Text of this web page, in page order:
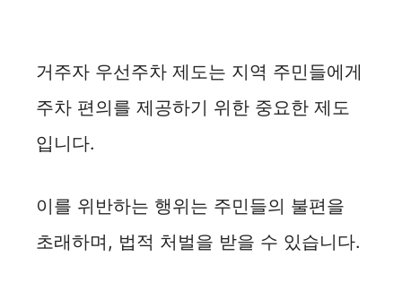
거주자 우선주차 제도는 지역 주민들에게
주차 편의를 제공하기 위한 중요한 제도
입니다.
이를 위반하는 행위는 주민들의 불편을
초래하며, 법적 처벌을 받을 수 있습니다.